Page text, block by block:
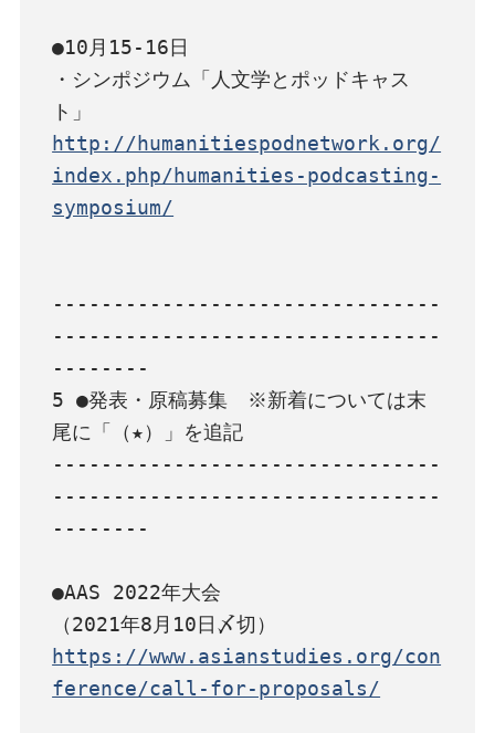
●10月15-16日
・シンポジウム「人文学とポッドキャス
http://humanitiespodnetwork.org/
index.php/humanities-podcasting-
symposium/
--------------------------------
--------------------------------
--------
5 ●発表・原稿募集　※新着については末
尾に「（★）」を追記
--------------------------------
--------------------------------
--------
●AAS 2022年大会
https://www.asianstudies.org/con
ference/call-for-proposals/